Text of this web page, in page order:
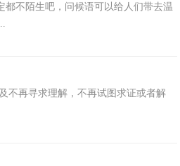
不陌生吧，问候语可以给人们带去温
不再寻求理解，不再试图求证或者解